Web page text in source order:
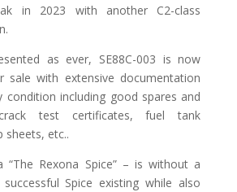
in 2023 with another C2-class
as ever, SE88C-003 is now
sale with extensive documentation
condition including good spares and
test certificates, fuel tank
sheets, etc..
“The Rexona Spice” – is without a
Spice existing while also